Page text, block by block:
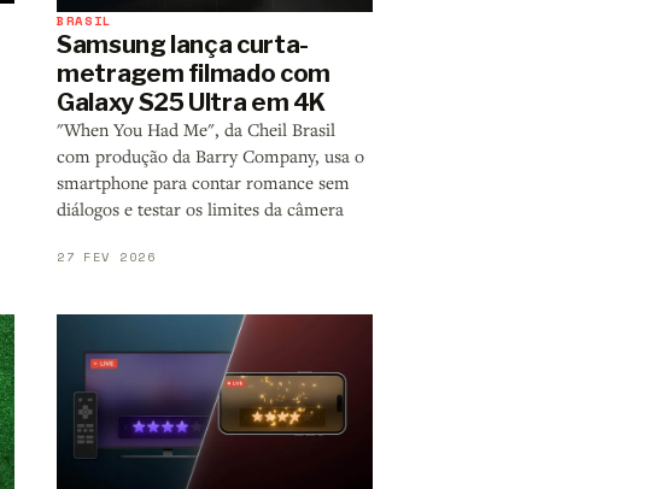
BRASIL
Samsung lança curta-
metragem filmado com
Galaxy S25 Ultra em 4K
"When You Had Me", da Cheil Brasil
com produção da Barry Company, usa o
smartphone para contar romance sem
diálogos e testar os limites da câmera
27 FEV 2026